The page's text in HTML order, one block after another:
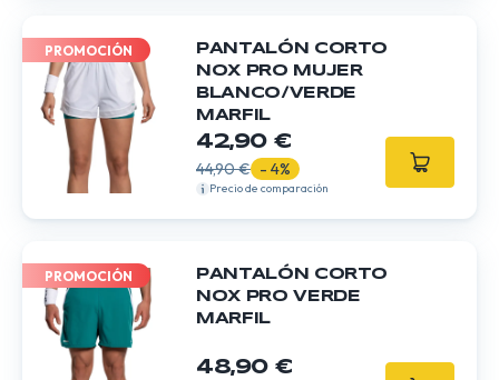
PROMOCIÓN
PANTALÓN CORTO
NOX PRO MUJER
BLANCO/VERDE
MARFIL
42,90 €
44,90 € - 4%
Precio de comparación
PROMOCIÓN
PANTALÓN CORTO
NOX PRO VERDE
MARFIL
48,90 €